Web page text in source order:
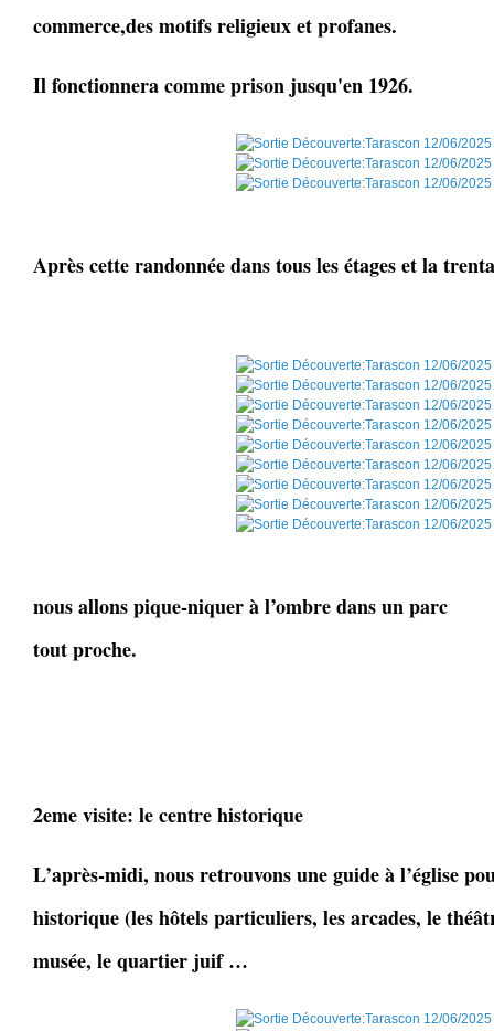
commerce,des motifs religieux et profanes.
Il fonctionnera comme prison jusqu'en 1926.
Après cette randonnée dans tous les étages et la
nous allons pique-niquer à l’ombre dans un parc
tout proche.
2eme visite: le centre historique
L’après-midi, nous retrouvons une guide à l’église
historique (les hôtels particuliers, les arcades, le
musée, le quartier juif …